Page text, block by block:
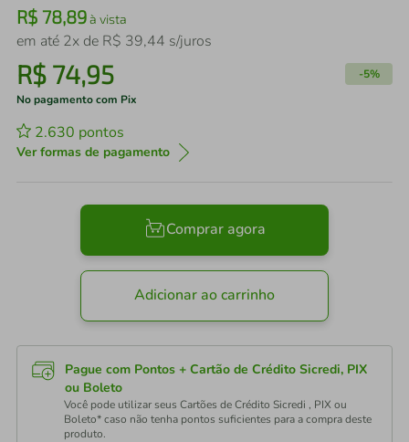
R$ 78,89à vista
em até 2x de R$ 39,44 s/juros
R$ 74,95 -5%
No pagamento com Pix
2.630 pontos
Ver formas de pagamento
Comprar agora
Adicionar ao carrinho
Pague com Pontos + Cartão de Crédito Sicredi, PIX
ou Boleto
Você pode utilizar seus Cartões de Crédito Sicredi , PIX ou
Boleto* caso não tenha pontos suficientes para a compra deste
produto.